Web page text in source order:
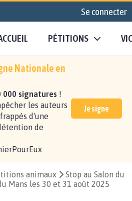
Se connecter
PÉTITIONS
Nationale en
000 signatures !
les auteurs
d'une
de
Je signe
animaux
Stop au Salon du
Mans les 30 et 31 août 2025